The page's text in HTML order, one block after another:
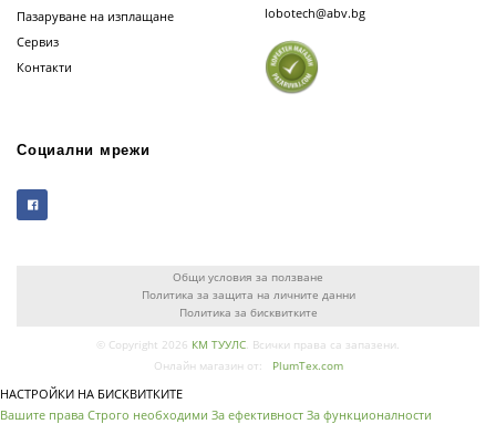
Пазаруване на изплащане
Сервиз
Контакти
lobotech@abv.bg
Социални мрежи
Общи условия за ползване
Политика за защита на личните данни
Политика за бисквитките
© Copyright 2026 КМ ТУУЛС. Всички права са запазени.
Онлайн магазин от:
PlumTex.com
НАСТРОЙКИ НА БИСКВИТКИТЕ
Вашите права Строго необходими За ефективност За функционалности